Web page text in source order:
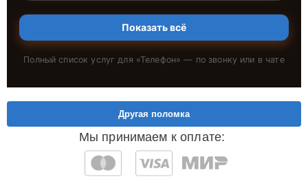
Показать всё
Полный список услуг для «Телефон» — по звонку или в чате
Мы принимаем к оплате:
Другая поломка